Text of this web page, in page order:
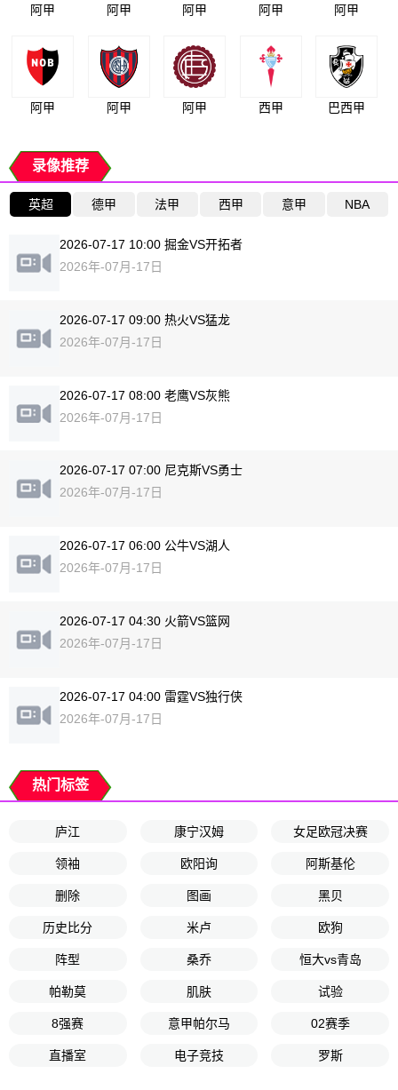
阿甲 阿甲 阿甲 阿甲 阿甲
阿甲 阿甲 阿甲 西甲 巴西甲
录像推荐
英超 德甲 法甲 西甲 意甲 NBA
2026-07-17 10:00 掘金VS开拓者
2026年-07月-17日
2026-07-17 09:00 热火VS猛龙
2026年-07月-17日
2026-07-17 08:00 老鹰VS灰熊
2026年-07月-17日
2026-07-17 07:00 尼克斯VS勇士
2026年-07月-17日
2026-07-17 06:00 公牛VS湖人
2026年-07月-17日
2026-07-17 04:30 火箭VS篮网
2026年-07月-17日
2026-07-17 04:00 雷霆VS独行侠
2026年-07月-17日
热门标签
庐江 康宁汉姆 女足欧冠决赛
领袖 欧阳询 阿斯基伦
删除 图画 黑贝
历史比分 米卢 欧狗
阵型 桑乔 恒大vs青岛
帕勒莫 肌肤 试验
8强赛 意甲帕尔马 02赛季
直播室 电子竞技 罗斯